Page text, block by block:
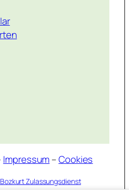
Impressum–Cookies
Zulassungsdienst